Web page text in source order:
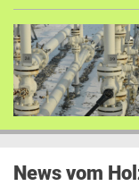
News vom